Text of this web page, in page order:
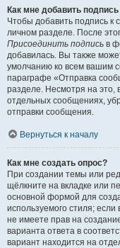
Как мне добавить
Чтобы добавить подпись
личном разделе. После
Присоединить подпись в
добавилась. Вы также
умолчанию ко всем вашим
параграфе «Отправка
разделе. Несмотря на это,
отдельных сообщениях,
отправки сообщения.
Вернуться к началу
Как мне создать опрос?
При создании темы или
щёлкните на вкладке или
основной формой для
используемого стиля;
не имеете прав на
варианта ответа в
вариант находится на